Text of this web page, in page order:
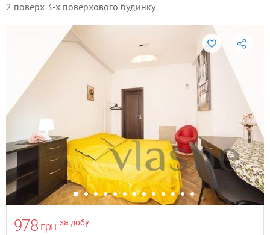
2 поверх 3-х поверхового будинку
978 грн за добу